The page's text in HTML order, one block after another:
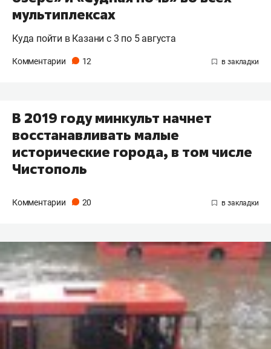
мультиплексах
Куда пойти в Казани с 3 по 5 августа
Комментарии 12
В 2019 году минкульт начнет
восстанавливать малые
исторические города, в том числе
Чистополь
Комментарии 20